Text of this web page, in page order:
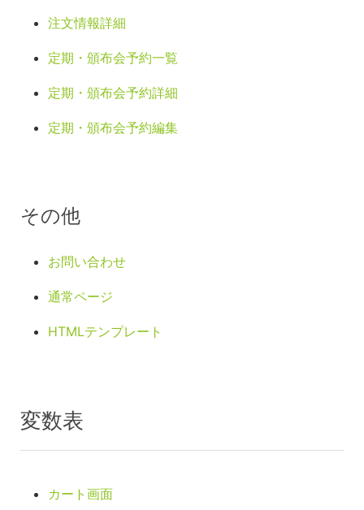
注文情報詳細
定期・頒布会予約一覧
定期・頒布会予約詳細
定期・頒布会予約編集
その他
お問い合わせ
通常ページ
HTMLテンプレート
変数表
カート画面